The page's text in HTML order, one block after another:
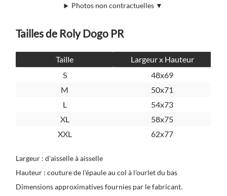
Photos non contractuelles ▼
Tailles de Roly Dogo PR
Taille
Largeur x Hauteur
S
48x69
M
50x71
L
54x73
XL
58x75
XXL
62x77
Largeur : d'aisselle à aisselle
Hauteur : couture de l'épaule au col à l'ourlet du bas
Dimensions approximatives fournies par le fabricant.